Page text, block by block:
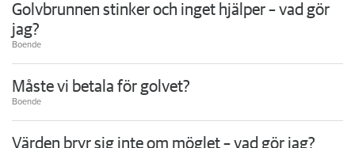
Golvbrunnen stinker och inget hjälper – vad gör
jag?
Boende
Måste vi betala för golvet?
Boende
Värden bryr sig inte om möglet – vad gör jag?